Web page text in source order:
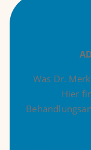
Was Dr.
Hier